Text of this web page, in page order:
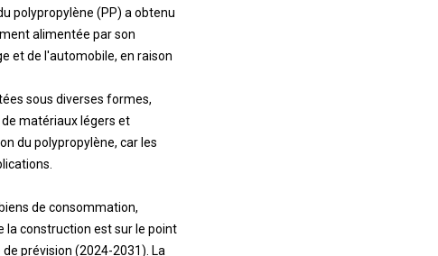
polypropylène (PP) a obtenu
alimentée par son
et de l'automobile, en raison
sous diverses formes,
matériaux légers et
du polypropylène, car les
de consommation,
construction est sur le point
prévision (2024-2031). La